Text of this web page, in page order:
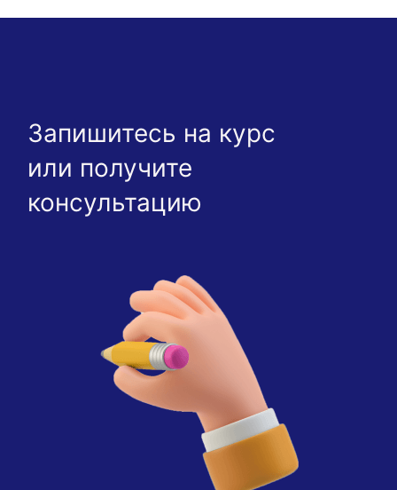
Запишитесь на курс
или получите
консультацию